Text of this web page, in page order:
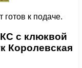
к подаче.
с клюквой